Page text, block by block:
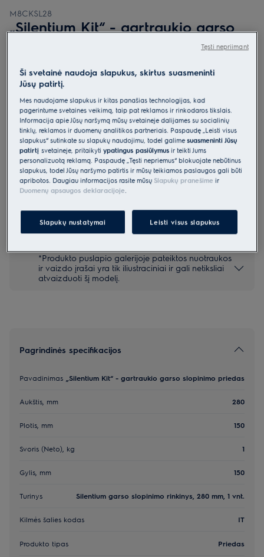
M8CKSL28
„Silentium Kit“ - gartraukio garso
Pagrindiniai privalumai
„Silentium Kit“ sukuria tylią ir malonią virtuvės aplinką.
„Silentium Kit“ – tyliai ir maloniai virtuvės aplinkai.
„Silentium Kit“ – lengva įrengti iš atskirų sudedamųjų dalių.
Parinktys, kad pirkimo procesas būtų dar lengvesnis
Siuntos pristatymas €15 Nemokamas
Likite ramūs, mes viskuo pasirūpinsime Nemokamas
*Produkto puslapio galerijoje pateiktos nuotraukos
ir vaizdo įrašai yra tik iliustraciniai ir gali netiksliai
atvaizduoti šį modelį.
Pagrindinės specifikacijos
Pavadinimas „Silentium Kit“ - gartraukio garso slopinimo priedas
Aukštis, mm 280
Plotis, mm 150
Svoris (Neto), kg 1
Gylis, mm 150
Turinys Silentium garso slopinimo rinkinys, 280 mm, 1 vnt.
Kilmės šalies kodas IT
Produkto tipas Priedas
Ši svetainė naudoja slapukus, skirtus suasmeninti
Jūsų patirtį.
Mes naudojame slapukus ir kitas panašias technologijas, kad
pagerintume svetainės veikimą, taip pat reklamos ir rinkodaros tikslais.
Informacija apie Jūsų naršymą mūsų svetainėje dalijamės su socialinių
tinklų, reklamos ir duomenų analitikos partneriais. Paspaudę „Leisti visus
slapukus“ sutinkate su slapukų naudojimu, todėl galimesuasmeninti Jūsų
patirtįsvetainėje, pritaikytiypatingus pasiūlymus ir teikti Jums
personalizuotą reklamą. Paspaudę „Tęsti nepriėmus“ blokuojate nebūtinus
slapukus, todėl Jūsų naršymo patirtis ir mūsų teikiamos paslaugos gali būti
apribotos. Daugiau informacijos rasite mūsų Slapukų pranešime ir
Duomenų apsaugos deklaracijoje.
Slapukų nustatymai Leisti visus slapukus
Tęsti nepriimant